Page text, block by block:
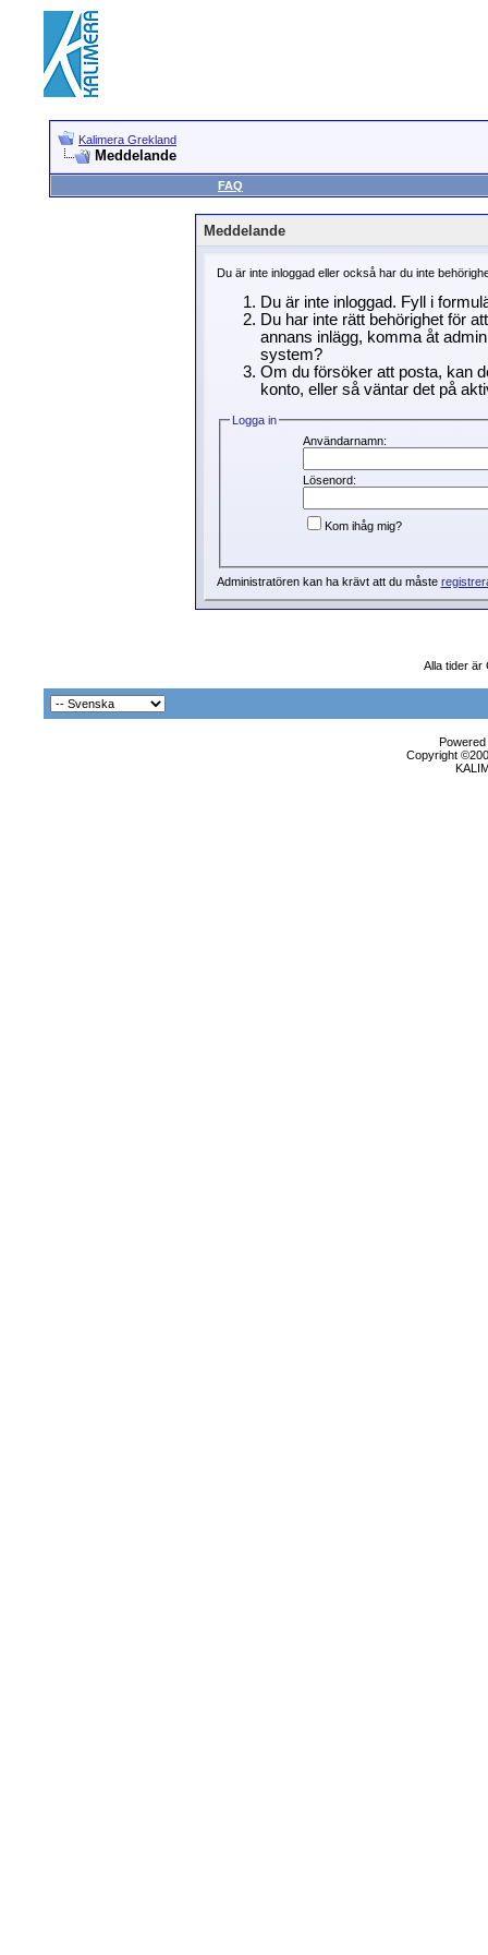
Kalimera Grekland
Meddelande
FAQ
Meddelande
Du är inte inloggad eller också har du inte
Du är inte inloggad. Fyll i
Du har inte rätt behörighet för
annans inlägg, komma åt
system?
Om du försöker att posta, kan
konto, eller så väntar det på
Logga in
Användarnamn:
Lösenord:
Kom ihåg mig?
Administratören kan ha krävt att du måste
Alla tider är
Copyright